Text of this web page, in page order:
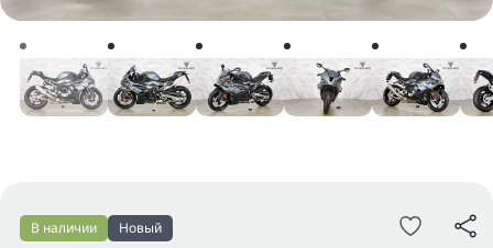
В наличии Новый